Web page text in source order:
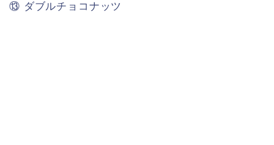
⑬ ダブルチョコナッツ